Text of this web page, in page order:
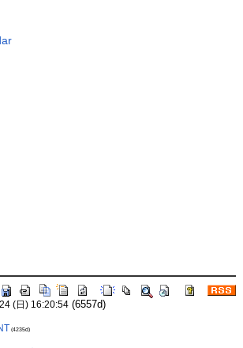
(日) 16:20:54(6557d)
(4235d)